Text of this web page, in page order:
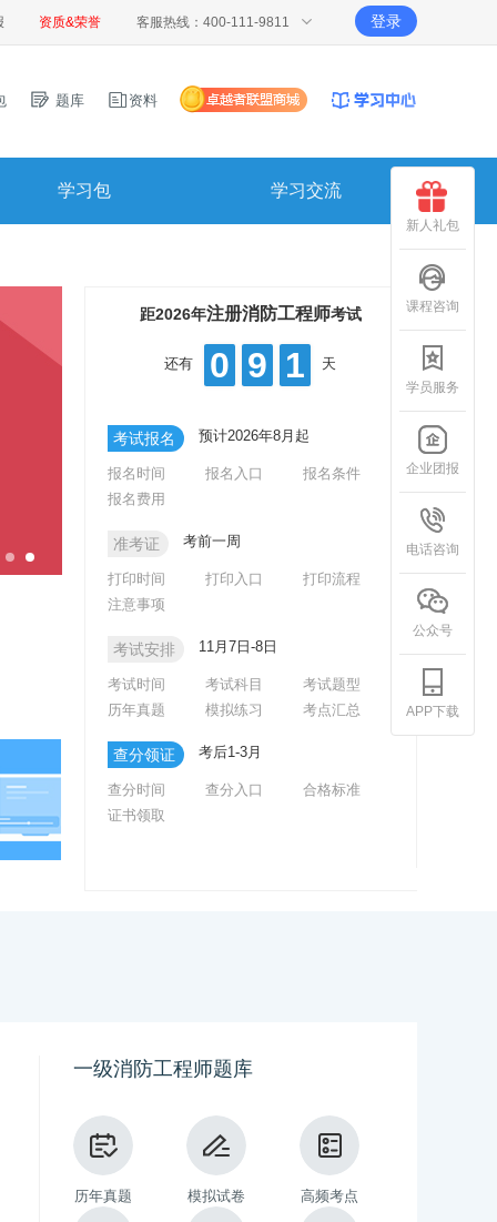
资质&荣誉 客服热线：400-111-9811 登录
题库 资料
学习包 学习交流
距2026年注册消防工程师考试
还有 0 9 1 天
考试报名 预计2026年8月起
报名时间 报名入口
报名条件
报名费用
准考证 考前一周
打印时间 打印入口
打印流程
注意事项
考试安排 11月7日-8日
考试时间 考试科目
考试题型
历年真题
模拟练习 考点汇总
查分领证 考后1-3月
查分时间 查分入口
合格标准
证书领取
一级消防工程师题库
历年真题 模拟试卷 高频考点
新人礼包
课程咨询
学员服务
企业团报
电话咨询
公众号
APP下载